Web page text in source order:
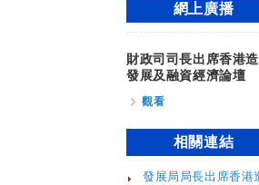
網上廣播
財政司司長出席香港
發展及融資經濟論壇
觀看
相關連結
發展局局長出席香港